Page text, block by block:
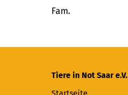
Fam.
Tiere in Not Saar e.V.
Startseite